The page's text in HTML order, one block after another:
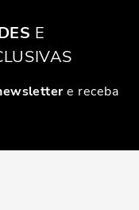
E
e receba